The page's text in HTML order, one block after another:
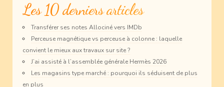
Les 10 derniers articles
Transférer ses notes Allociné vers IMDb
Perceuse magnétique vs perceuse à colonne : laquelle
convient le mieux aux travaux sur site ?
J’ai assisté à l’assemblée générale Hermès 2026
Les magasins type marché : pourquoi ils séduisent de plus
en plus